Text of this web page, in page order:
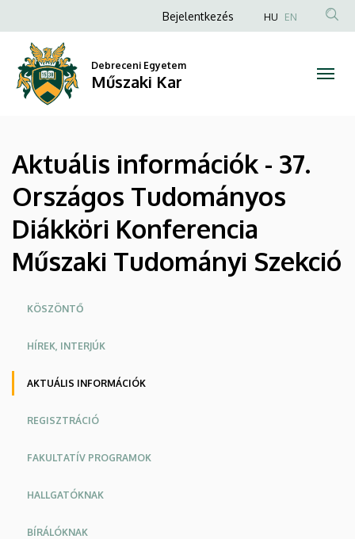
információk
Országos
Tudományos
Diákköri
Konferencia
Műszaki
Tudományi
Szekció
Műszaki
a
tartalomra
Anonim
fiók
menüje
Bejelentkezés HU EN
Debreceni Egyetem
Műszaki Kar
Aktuális információk - 37.
Országos Tudományos
Diákköri Konferencia
Műszaki Tudományi Szekció
Oldalmenü
KÖSZÖNTŐ
HÍREK, INTERJÚK
AKTUÁLIS INFORMÁCIÓK
REGISZTRÁCIÓ
FAKULTATÍV PROGRAMOK
HALLGATÓKNAK
BÍRÁLÓKNAK